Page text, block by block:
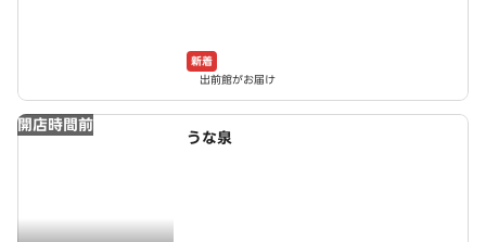
新着
出前館がお届け
開店時間前
うな泉